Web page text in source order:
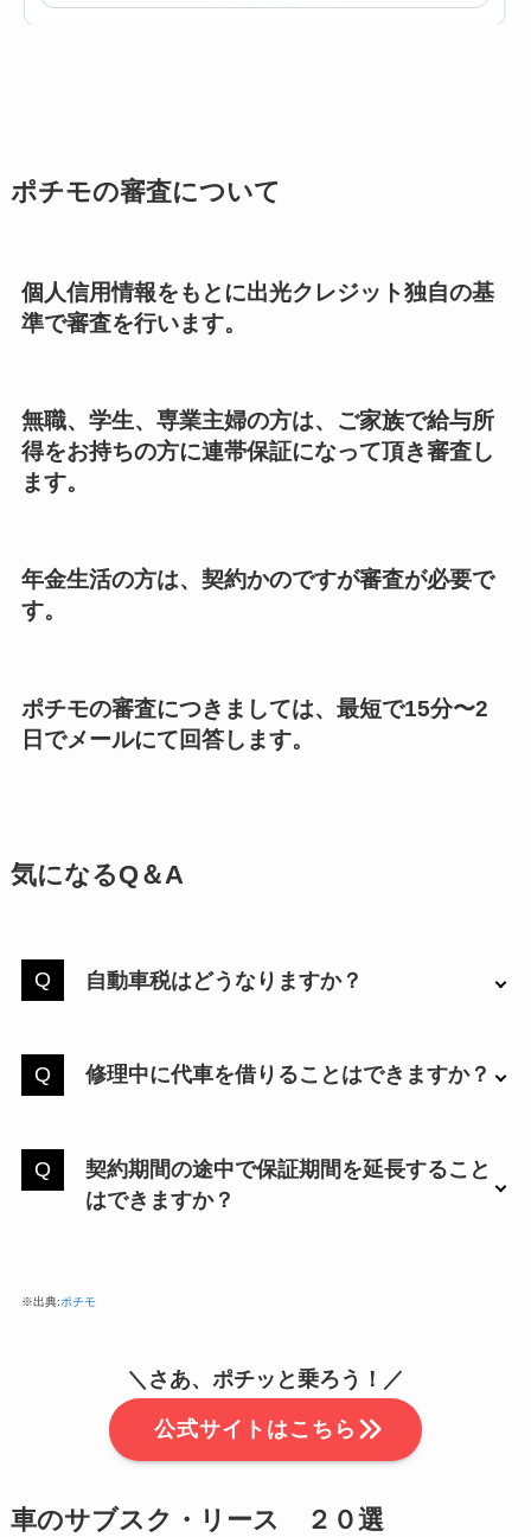
ポチモの審査について
個人信用情報をもとに出光クレジット独自の基
準で審査を行います。
無職、学生、専業主婦の方は、ご家族で給与所
得をお持ちの方に連帯保証になって頂き審査し
ます。
年金生活の方は、契約かのですが審査が必要で
す。
ポチモの審査につきましては、最短で15分〜2
日でメールにて回答します。
気になるQ＆A
自動車税はどうなりますか？
修理中に代車を借りることはできますか？
契約期間の途中で保証期間を延長すること
はできますか？
※出典:ポチモ
＼ さあ、ポチッと乗ろう！ ／
公式サイトはこちら
車のサブスク・リース ２０選